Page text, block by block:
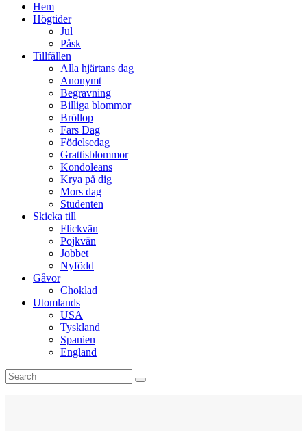
Hem
Högtider
Jul
Påsk
Tillfällen
Alla hjärtans dag
Anonymt
Begravning
Billiga blommor
Bröllop
Fars Dag
Födelsedag
Grattisblommor
Kondoleans
Krya på dig
Mors dag
Studenten
Skicka till
Flickvän
Pojkvän
Jobbet
Nyfödd
Gåvor
Choklad
Utomlands
USA
Tyskland
Spanien
England